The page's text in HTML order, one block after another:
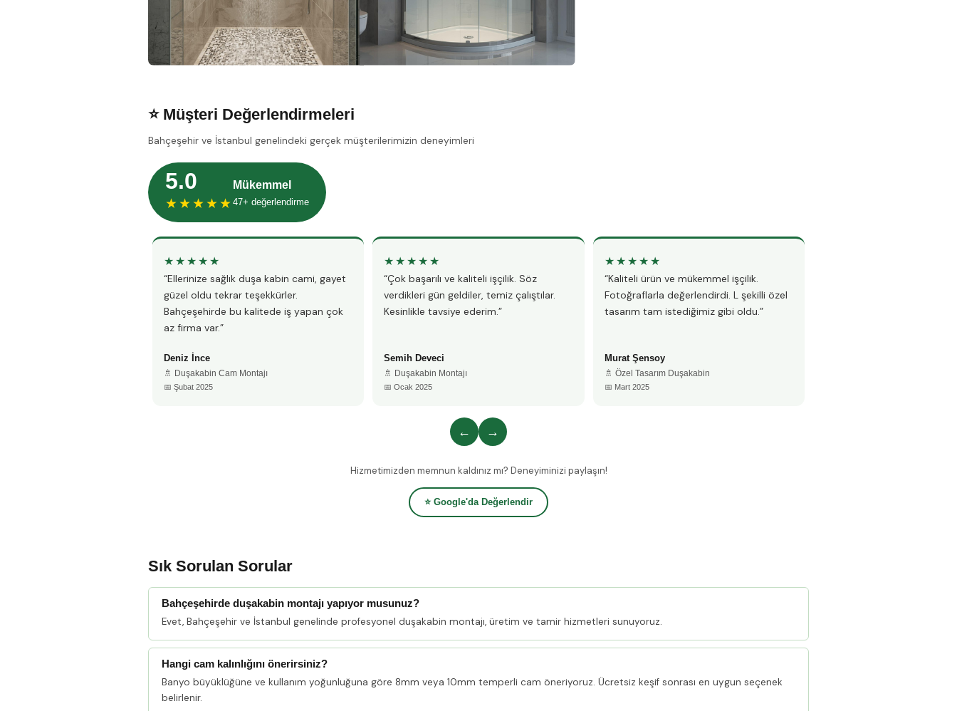
⭐ Müşteri Değerlendirmeleri
Bahçeşehir ve İstanbul genelindeki gerçek müşterilerimizin deneyimleri
5.0
★★★★★
Mükemmel
47+ değerlendirme
★★★★★
“Ellerinize sağlık duşa kabin cami, gayet
güzel oldu tekrar teşekkürler.
Bahçeşehirde bu kalitede iş yapan çok
az firma var.”
Deniz İnce
🚿 Duşakabin Cam Montajı
📅 Şubat 2025
★★★★★
“Çok başarılı ve kaliteli işçilik. Söz
verdikleri gün geldiler, temiz çalıştılar.
Kesinlikle tavsiye ederim.”
Semih Deveci
🚿 Duşakabin Montajı
📅 Ocak 2025
★★★★★
“Kaliteli ürün ve mükemmel işçilik.
Fotoğraflarla değerlendirdi. L şekilli özel
tasarım tam istediğimiz gibi oldu.”
Murat Şensoy
🚿 Özel Tasarım Duşakabin
📅 Mart 2025
← →
Hizmetimizden memnun kaldınız mı? Deneyiminizi paylaşın!
⭐ Google'da Değerlendir
Sık Sorulan Sorular
Bahçeşehirde duşakabin montajı yapıyor musunuz?
Evet, Bahçeşehir ve İstanbul genelinde profesyonel duşakabin montajı, üretim ve tamir hizmetleri sunuyoruz.
Hangi cam kalınlığını önerirsiniz?
Banyo büyüklüğüne ve kullanım yoğunluğuna göre 8mm veya 10mm temperli cam öneriyoruz. Ücretsiz keşif sonrası en uygun seçenek
belirlenir.